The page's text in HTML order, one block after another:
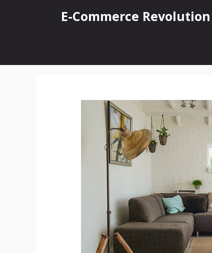
E-Commerce Revolution